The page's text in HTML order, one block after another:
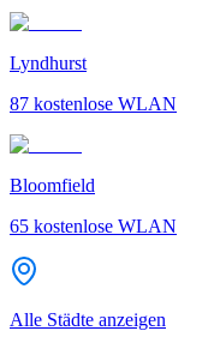
Lyndhurst
87 kostenlose WLAN
Bloomfield
65 kostenlose WLAN
Alle Städte anzeigen